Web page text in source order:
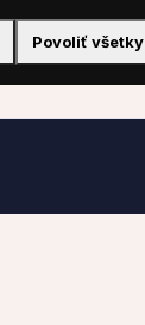
Povoliť všetky